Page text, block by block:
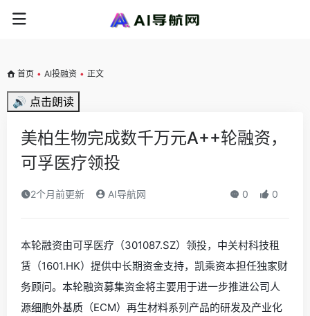
首页 • AI投融资 • 正文
🔊 点击朗读
美柏生物完成数千万元A++轮融资，
可孚医疗领投
2个月前更新 AI导航网 0 0
本轮融资由可孚医疗（301087.SZ）领投，中关村科技租
赁（1601.HK）提供中长期资金支持，凯乘资本担任独家财
务顾问。本轮融资募集资金将主要用于进一步推进公司人
源细胞外基质（ECM）再生材料系列产品的研发及产业化